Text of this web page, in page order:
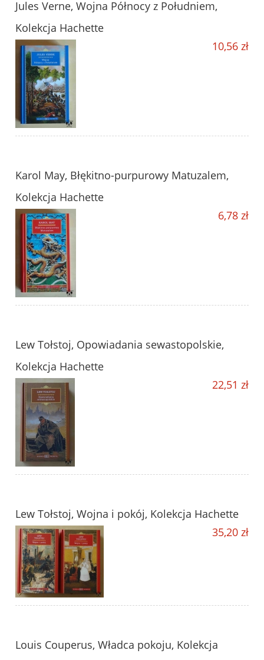
Jules Verne, Wojna Północy z Południem,
Kolekcja Hachette
10,56 zł
Karol May, Błękitno-purpurowy Matuzalem,
Kolekcja Hachette
6,78 zł
Lew Tołstoj, Opowiadania sewastopolskie,
Kolekcja Hachette
22,51 zł
Lew Tołstoj, Wojna i pokój, Kolekcja Hachette
35,20 zł
Louis Couperus, Władca pokoju, Kolekcja